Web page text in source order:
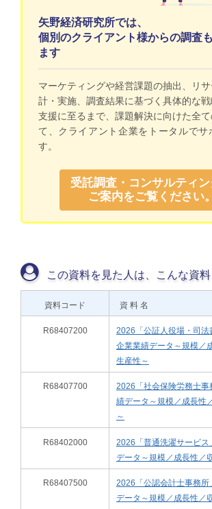
矢野経済研究所では、
個別のクライアント様からの調査
ます
マーケティングや経営課題の抽出、リ
計・実施、調査結果に基づく具体的な
支援に至るまで、課題解決に向けた全
て、クライアント企業をトータルでサ
す。
受託調査・コンサルティ
ご案内をご覧ください。
この資料を見た人は、こんな資
資料コード 資 料 名
R68407200
2026「公証人役場・司法
企業業績データ～規模／
生産性～
R68407700
2026「社会保険労務士事
績データ～規模／成長性
～
R68402000
2026「普通洗濯サービス
データ～規模／成長性／
R68407500
2026「公認会計士事務所
データ～規模／成長性／